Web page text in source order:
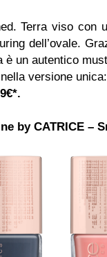
Terra viso con
dell’ovale.
è un autentico
versione
by CATRICE –